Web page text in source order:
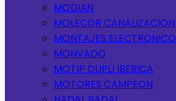
MODIAN
MOLECOR
MONTAJES
MONVADO
MOTIP DUPLI IBERICA
MOTORES CAMPEON